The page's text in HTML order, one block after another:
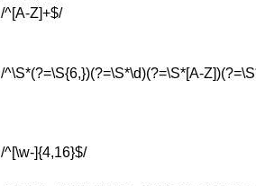
/^[A-Z]+$/
/^\S*(?=\S{6,})(?=\S*\d)(?=\S*[A-
/^[\w-]{4,16}$/